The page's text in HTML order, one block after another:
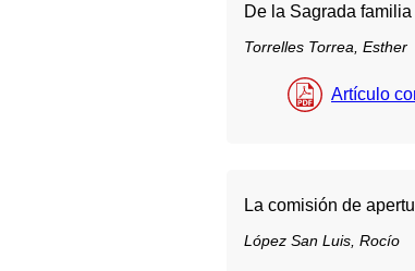
De la Sagrada
Torrelles Torrea, Esther
Artículo
La comisión de
López San Luis, Rocío